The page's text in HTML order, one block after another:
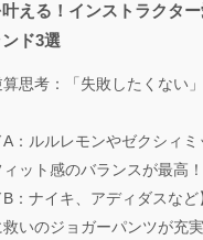
える！インストラクタ
ド3選
思考：「失敗したくない
A：ルルレモンやゼクシィミ
ット感のバランスが最高！
B：ナイキ、アディダスな
いのジョガーパンツが充実